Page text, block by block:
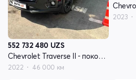
552 732 480 UZS
Chevrolet Traverse II - поколение рестайлинг
2022 46 000 км
2023